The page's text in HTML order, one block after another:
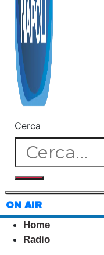
Cerca
ON AIR
Home
Radio